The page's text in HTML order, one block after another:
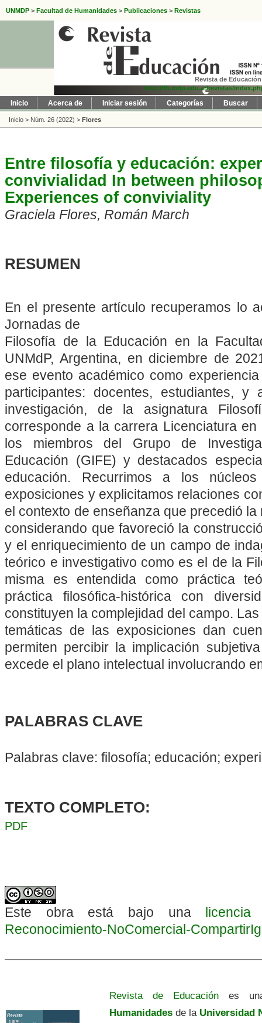
UNMDP > Facultad de Humanidades > Publicaciones > Revistas
Revista de
http://fh.mdp.edu.ar/revistas/
Inicio Acerca de Iniciar sesión Categorías Buscar
Inicio > Núm. 26 (2022) > Flores
Entre filosofía y educación:
convivialidad In between
Experiences of conviviality
Graciela Flores, Román March
RESUMEN
En el presente artículo recuperamos lo
Jornadas de
Filosofía de la Educación en la
UNMdP, Argentina, en diciembre de
ese evento académico como
participantes: docentes, estudiantes,
investigación, de la asignatura
corresponde a la carrera Licenciatura
los miembros del Grupo de
Educación (GIFE) y destacados
educación. Recurrimos a los
exposiciones y explicitamos relaciones
el contexto de enseñanza que precedió
considerando que favoreció la
y el enriquecimiento de un campo de
teórico e investigativo como es el de la
misma es entendida como práctica
práctica filosófica-histórica con
constituyen la complejidad del campo. Las
temáticas de las exposiciones dan
permiten percibir la implicación
excede el plano intelectual involucrando
PALABRAS CLAVE
Palabras clave: filosofía; educación;
TEXTO COMPLETO:
PDF
Este obra está bajo una
Reconocimiento-NoComercial-
Revista de Educación es
Humanidades de la Universidad